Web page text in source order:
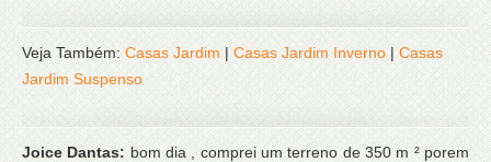
Veja Também: Casas Jardim | Casas Jardim Inverno | Casas
Jardim Suspenso
Joice Dantas: bom dia , comprei um terreno de 350 m ² porem